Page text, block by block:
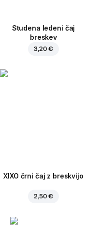
Studena ledeni čaj
breskev
3,20 €
XIXO črni čaj z breskvijo
2,50 €